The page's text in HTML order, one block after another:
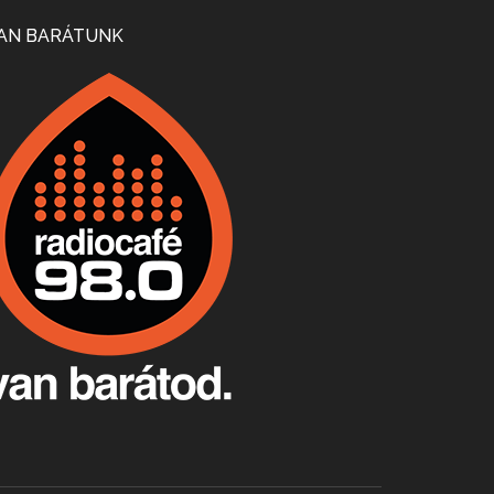
Apr 24, 2026 • 00:38:10
Villány, kékfrankos, Jackfall
Apr 17, 2026 • 00:35:38
Apr 9, 2026 • 00:37:17
BARÁTUNK